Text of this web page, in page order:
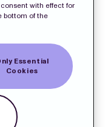
with effect for
bottom of the
Essential
Cookies